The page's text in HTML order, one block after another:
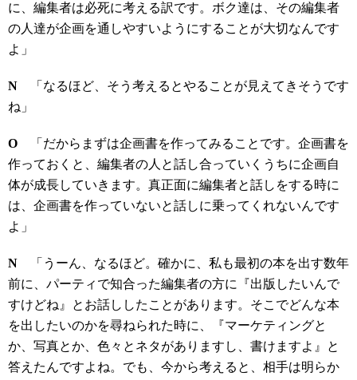
に、編集者は必死に考える訳です。ボク達は、その編集者
の人達が企画を通しやすいようにすることが大切なんです
よ」
N
「なるほど、そう考えるとやることが見えてきそうです
ね」
O
「だからまずは企画書を作ってみることです。企画書を
作っておくと、編集者の人と話し合っていくうちに企画自
体が成長していきます。真正面に編集者と話しをする時に
は、企画書を作っていないと話しに乗ってくれないんです
よ」
N
「うーん、なるほど。確かに、私も最初の本を出す数年
前に、パーティで知合った編集者の方に『出版したいんで
すけどね』とお話ししたことがあります。そこでどんな本
を出したいのかを尋ねられた時に、『マーケティングと
か、写真とか、色々とネタがありますし、書けますよ』と
答えたんですよね。でも、今から考えると、相手は明らか